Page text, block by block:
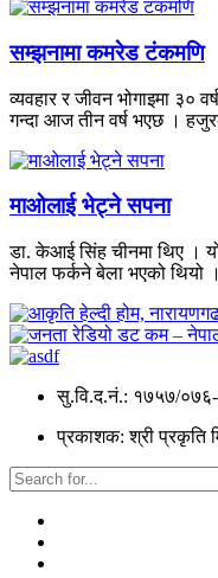
सम्झनामा कमरेड टंकमणि
व्यवहार र जीवन भोगाइमा ३०
गन्दा आज तीन वर्ष भएछ ।
माओलाई भेट्ने सपना
डा. केआई सिंह चीनमा थिए ।
नेपाल फर्कने बेला भएको थियो ।
सु.वि.द.नं.: १७५७/
प्रकाशक: श्री प्रकृति